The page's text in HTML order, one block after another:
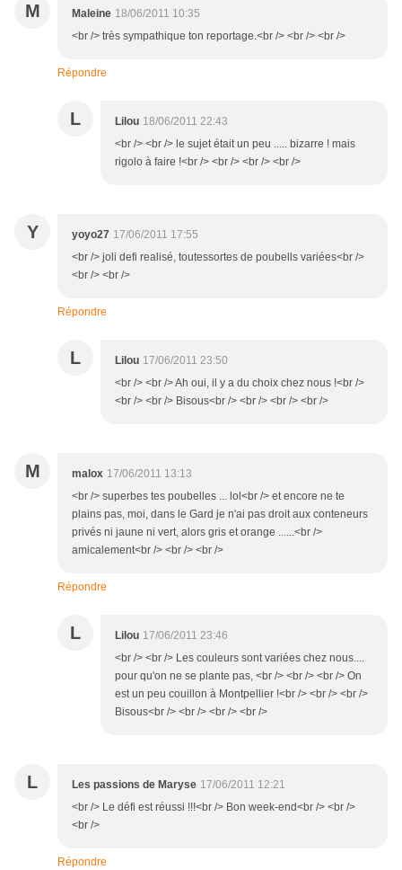
M Maleine 18/06/2011 10:35
<br /> très sympathique ton reportage.<br /> <br /> <br />
Répondre
L Lilou 18/06/2011 22:43
<br /> <br /> le sujet était un peu ..... bizarre ! mais
rigolo à faire !<br /> <br /> <br /> <br />
Y yoyo27 17/06/2011 17:55
<br /> joli defi realisé, toutessortes de poubells variées<br />
<br /> <br />
Répondre
L Lilou 17/06/2011 23:50
<br /> <br /> Ah oui, il y a du choix chez nous !<br />
<br /> <br /> Bisous<br /> <br /> <br /> <br />
M malox 17/06/2011 13:13
<br /> superbes tes poubelles ... lol<br /> et encore ne te
plains pas, moi, dans le Gard je n'ai pas droit aux conteneurs
privés ni jaune ni vert, alors gris et orange ......<br />
amicalement<br /> <br /> <br />
Répondre
L Lilou 17/06/2011 23:46
<br /> <br /> Les couleurs sont variées chez nous....
pour qu'on ne se plante pas, <br /> <br /> <br /> On
est un peu couillon à Montpellier !<br /> <br /> <br />
Bisous<br /> <br /> <br /> <br />
L Les passions de Maryse 17/06/2011 12:21
<br /> Le défi est réussi !!!<br /> Bon week-end<br /> <br />
<br />
Répondre